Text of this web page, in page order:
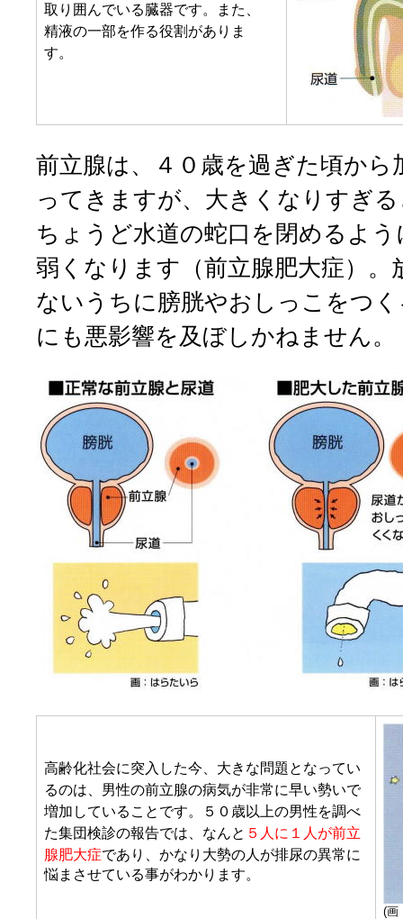
取り囲んでいる臓器です。また、
精液の一部を作る役割がありま
す。
前立腺は、４０歳を過ぎた頃から
ってきますが、大きくなりすぎ
ちょうど水道の蛇口を閉めるよ
弱くなります（前立腺肥大症）。
ないうちに膀胱やおしっこをつ
にも悪影響を及ぼしかねません。
高齢化社会に突入した今、大きな問題となってい
るのは、男性の前立腺の病気が非常に早い勢いで
増加していることです。５０歳以上の男性を調べ
た集団検診の報告では、なんと ５人に１人 が前立
腺肥大症であり、かなり大勢の人が排尿の異常に
悩まさせている事がわかります。
(画